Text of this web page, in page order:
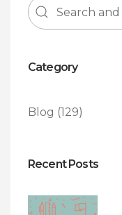
Category
Blog (129)
Recent Posts